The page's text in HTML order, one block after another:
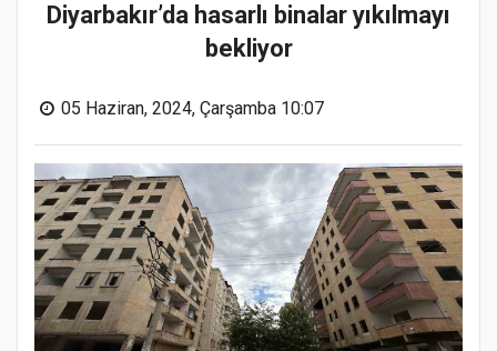
Diyarbakır’da hasarlı binalar yıkılmayı
bekliyor
05 Haziran, 2024, Çarşamba 10:07